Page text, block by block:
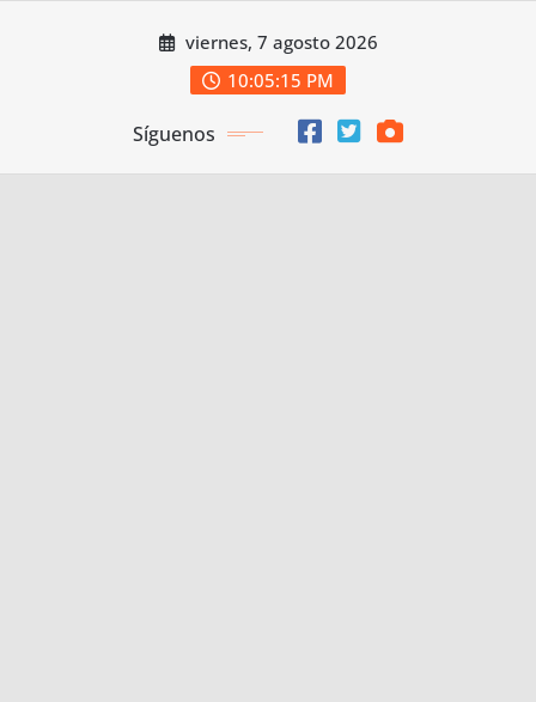
viernes, 7 agosto 2026
10:05:15 PM
Síguenos